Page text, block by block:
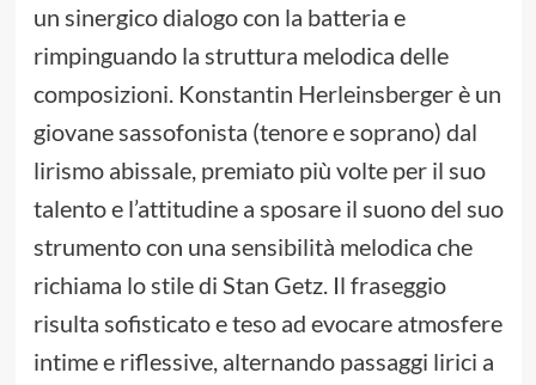
un sinergico dialogo con la batteria e
rimpinguando la struttura melodica delle
composizioni. Konstantin Herleinsberger è un
giovane sassofonista (tenore e soprano) dal
lirismo abissale, premiato più volte per il suo
talento e l’attitudine a sposare il suono del suo
strumento con una sensibilità melodica che
richiama lo stile di Stan Getz. Il fraseggio
risulta sofisticato e teso ad evocare atmosfere
intime e riflessive, alternando passaggi lirici a